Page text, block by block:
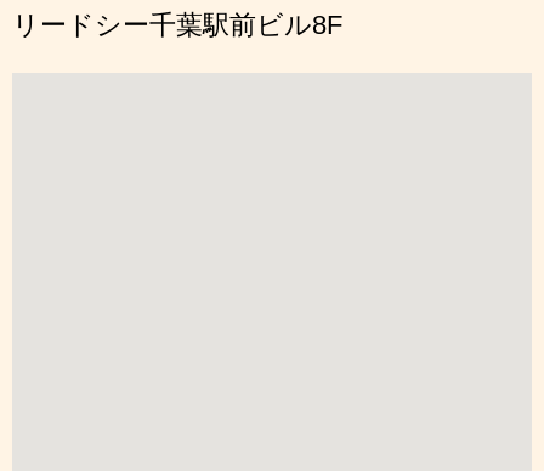
リードシー千葉駅前ビル8F